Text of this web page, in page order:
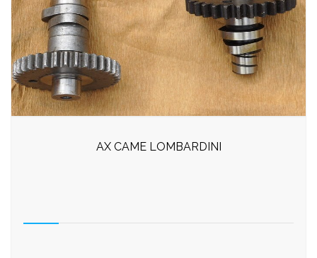
AX CAME LOMBARDINI